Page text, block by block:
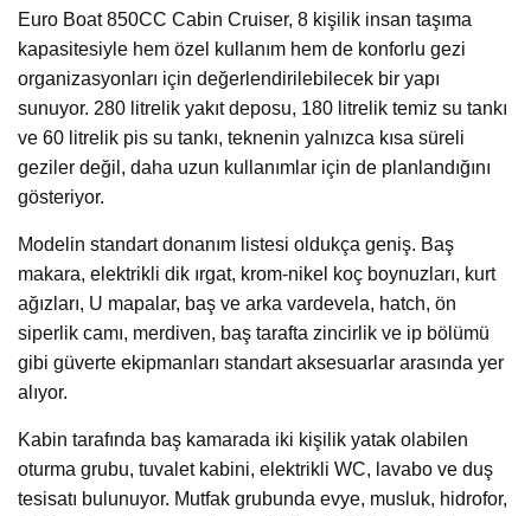
Euro Boat 850CC Cabin Cruiser, 8 kişilik insan taşıma
kapasitesiyle hem özel kullanım hem de konforlu gezi
organizasyonları için değerlendirilebilecek bir yapı
sunuyor. 280 litrelik yakıt deposu, 180 litrelik temiz su tankı
ve 60 litrelik pis su tankı, teknenin yalnızca kısa süreli
geziler değil, daha uzun kullanımlar için de planlandığını
gösteriyor.
Modelin standart donanım listesi oldukça geniş. Baş
makara, elektrikli dik ırgat, krom-nikel koç boynuzları, kurt
ağızları, U mapalar, baş ve arka vardevela, hatch, ön
siperlik camı, merdiven, baş tarafta zincirlik ve ip bölümü
gibi güverte ekipmanları standart aksesuarlar arasında yer
alıyor.
Kabin tarafında baş kamarada iki kişilik yatak olabilen
oturma grubu, tuvalet kabini, elektrikli WC, lavabo ve duş
tesisatı bulunuyor. Mutfak grubunda evye, musluk, hidrofor,